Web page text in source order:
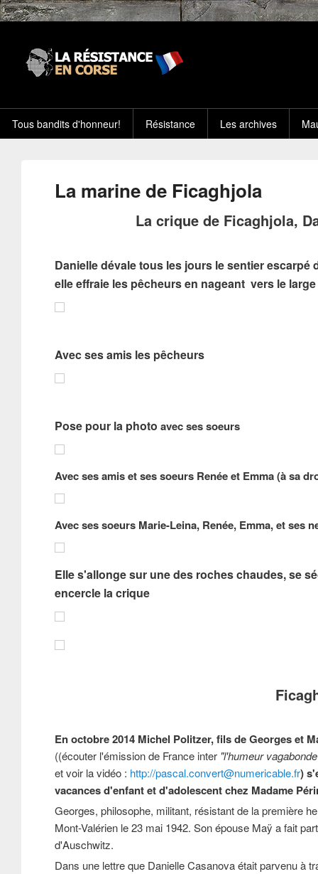
Tous bandits d'honneur! Résistance Les archives
La marine de Ficaghjola
La crique de Ficaghjola,
Danielle dévale tous les jours le sentier escarpé
elle effraie les pêcheurs en nageant vers le
Avec ses amis les pêcheurs
Pose pour la photo avec ses soeurs
Avec ses amis et ses soeurs Renée et Emma (à sa
Avec ses soeurs Marie-Leina, Renée, Emma, et ses
Elle s'allonge sur une des roches chaudes, se
encercle la crique
En octobre 2014 Michel Politzer, fils de Georges et
((écouter l'émission de France inter "l'humeur
et voir la vidéo : http://pascal.convert@numericable.fr)
vacances d'enfant et d'adolescent chez Madame
Georges, philosophe, militant, résistant de la première
Mont-Valérien le 23 mai 1942. Son épouse Maÿ a fait
d'Auschwitz.
Dans une lettre que Danielle Casanova était parvenu à